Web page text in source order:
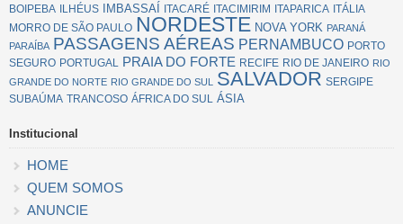
BOIPEBA ILHÉUS IMBASSAÍ ITACARÉ ITACIMIRIM ITAPARICA ITÁLIA
MORRO DE SÃO PAULO NORDESTE NOVA YORK PARANÁ
PARAÍBA PASSAGENS AÉREAS PERNAMBUCO PORTO
SEGURO PORTUGAL PRAIA DO FORTE RECIFE RIO DE JANEIRO RIO
GRANDE DO NORTE RIO GRANDE DO SUL SALVADOR SERGIPE
SUBAÚMA TRANCOSO ÁFRICA DO SUL ÁSIA
Institucional
HOME
QUEM SOMOS
ANUNCIE